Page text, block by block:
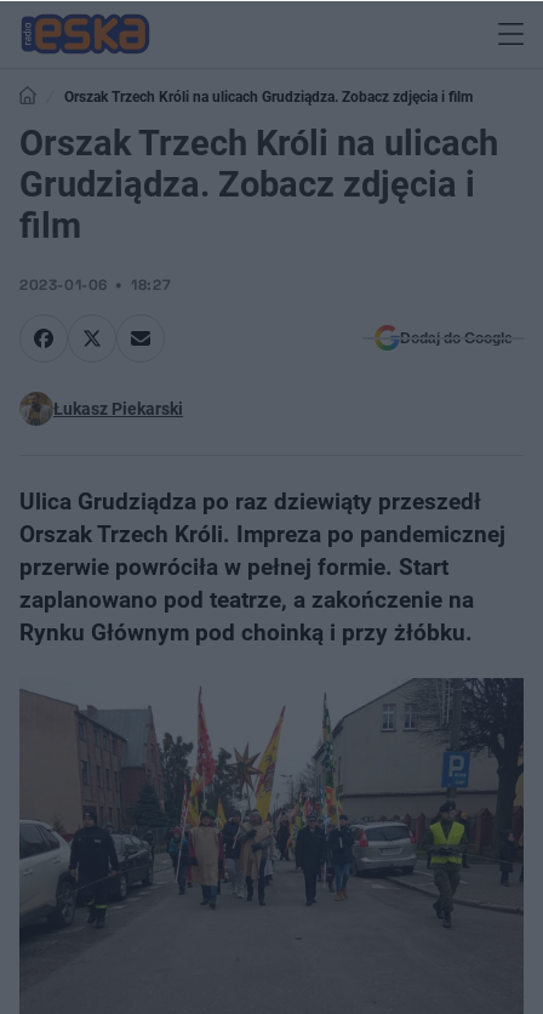
Orszak Trzech Króli na ulicach Grudziądza. Zobacz zdjęcia i film
Orszak Trzech Króli na ulicach
Grudziądza. Zobacz zdjęcia i
film
2023-01-06 18:27
Dodaj do Google
Łukasz Piekarski
Ulica Grudziądza po raz dziewiąty przeszedł
Orszak Trzech Króli. Impreza po pandemicznej
przerwie powróciła w pełnej formie. Start
zaplanowano pod teatrze, a zakończenie na
Rynku Głównym pod choinką i przy żłóbku.